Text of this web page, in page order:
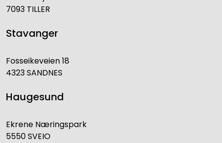
7093 TILLER
Stavanger
Fosseikeveien 18
4323 SANDNES
Haugesund
Ekrene Næringspark
5550 SVEIO